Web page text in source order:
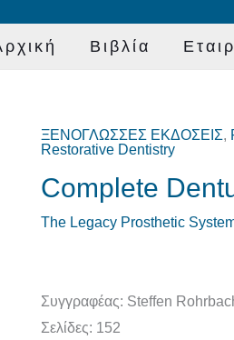
Βιβλία
ΞΕΝΟΓΛΩΣΣΕΣ ΕΚΔΟΣΕΙΣ,
Restorative Dentistry
Complete
The Legacy Prosthetic
Συγγραφέας: Steffen
Σελίδες: 152
Original
was:
€70,00.
Η
τιμή
είναι: